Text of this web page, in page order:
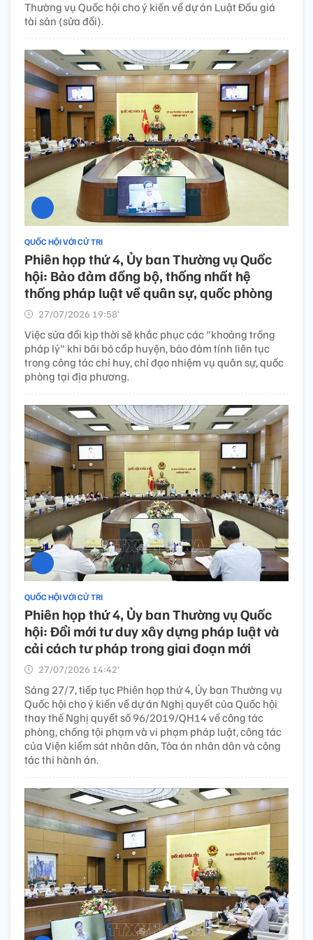
Thường vụ Quốc hội cho ý kiến về dự án Luật Đấu giá
tài sản (sửa đổi).
QUỐC HỘI VỚI CỬ TRI
Phiên họp thứ 4, Ủy ban Thường vụ Quốc
hội: Bảo đảm đồng bộ, thống nhất hệ
thống pháp luật về quân sự, quốc phòng
27/07/2026 19:58’
Việc sửa đổi kịp thời sẽ khắc phục các "khoảng trống
pháp lý" khi bãi bỏ cấp huyện, bảo đảm tính liên tục
trong công tác chỉ huy, chỉ đạo nhiệm vụ quân sự, quốc
phòng tại địa phương.
QUỐC HỘI VỚI CỬ TRI
Phiên họp thứ 4, Ủy ban Thường vụ Quốc
hội: Đổi mới tư duy xây dựng pháp luật và
cải cách tư pháp trong giai đoạn mới
27/07/2026 14:42’
Sáng 27/7, tiếp tục Phiên họp thứ 4, Ủy ban Thường vụ
Quốc hội cho ý kiến về dự án Nghị quyết của Quốc hội
thay thế Nghị quyết số 96/2019/QH14 về công tác
phòng, chống tội phạm và vi phạm pháp luật, công tác
của Viện kiểm sát nhân dân, Tòa án nhân dân và công
tác thi hành án.